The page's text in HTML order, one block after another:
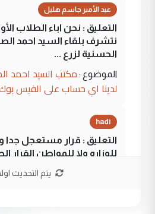
عبد الأمير جاسم هليل
التعليق : نحن اباء الطلاب
نتشرف بلقاء السيد احمد
الحسنية لزرع ...
الموضوع : مكتب السيد احمد
لدينا اي حساب على الفيس بوك
hadi
التعليق : قرار مستعجل جدا
للوزاره ولا للمواطن القرار
يتم التحديث